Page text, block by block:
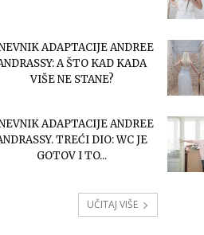
ADAPTACIJE ANDREE
A ŠTO KAD KADA
VIŠE NE STANE?
ADAPTACIJE ANDREE
TREĆI DIO: WC JE
GOTOV I TO...
UČITAJ VIŠE